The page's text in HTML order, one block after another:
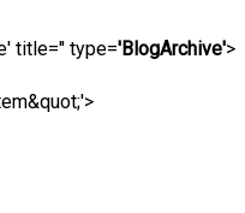
title='' type='BlogArchive'>